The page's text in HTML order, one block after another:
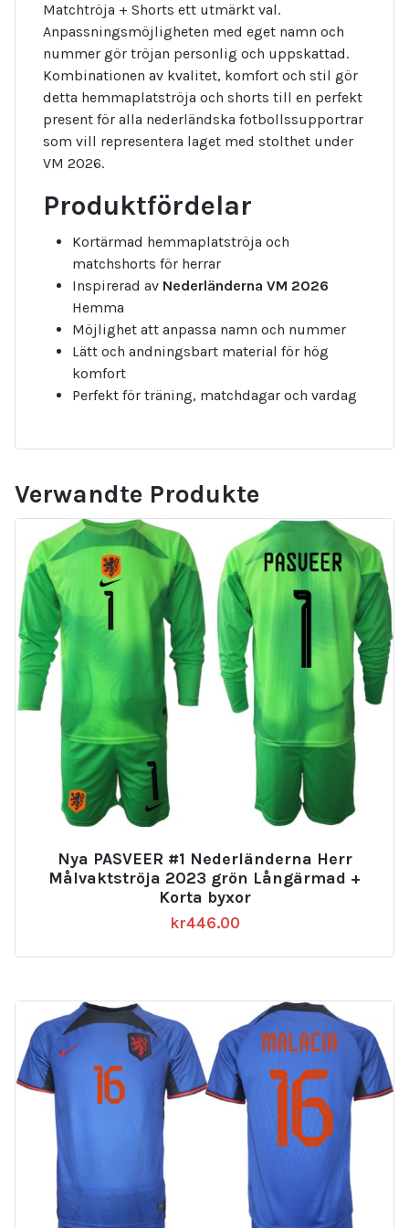
Matchtröja + Shorts ett utmärkt val.
Anpassningsmöjligheten med eget namn och
nummer gör tröjan personlig och uppskattad.
Kombinationen av kvalitet, komfort och stil gör
detta hemmaplatströja och shorts till en perfekt
present för alla nederländska fotbollssupportrar
som vill representera laget med stolthet under
VM 2026.
Produktfördelar
Kortärmad hemmaplatströja och
matchshorts för herrar
Inspirerad av Nederländerna VM 2026
Hemma
Möjlighet att anpassa namn och nummer
Lätt och andningsbart material för hög
komfort
Perfekt för träning, matchdagar och vardag
Verwandte Produkte
Nya PASVEER #1 Nederländerna Herr
Målvaktströja 2023 grön Långärmad +
Korta byxor
kr446.00